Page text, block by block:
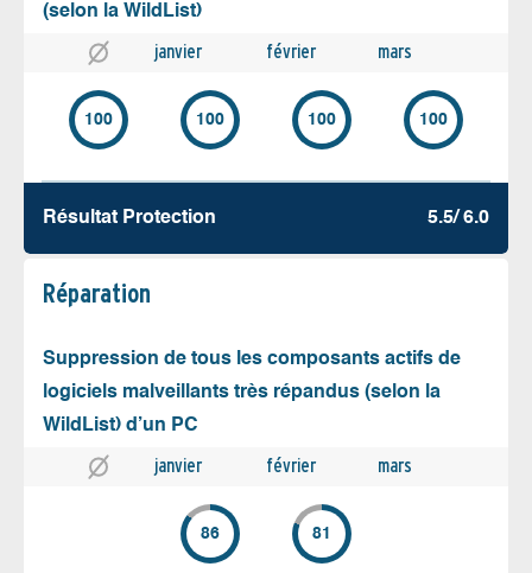
(selon la WildList)
janvier février mars
100 100 100 100
Résultat Protection 5.5/ 6.0
Réparation
Suppression de tous les composants actifs de
logiciels malveillants très répandus (selon la
WildList) d’un PC
janvier février mars
86 81